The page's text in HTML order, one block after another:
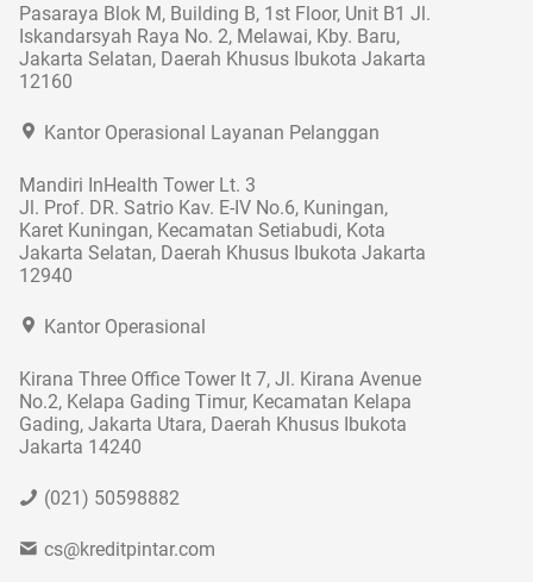
Pasaraya Blok M, Building B, 1st Floor, Unit B1 Jl.
Iskandarsyah Raya No. 2, Melawai, Kby. Baru,
Jakarta Selatan, Daerah Khusus Ibukota Jakarta
12160
Kantor Operasional Layanan Pelanggan
Mandiri InHealth Tower Lt. 3
Jl. Prof. DR. Satrio Kav. E-IV No.6, Kuningan,
Karet Kuningan, Kecamatan Setiabudi, Kota
Jakarta Selatan, Daerah Khusus Ibukota Jakarta
12940
Kantor Operasional
Kirana Three Office Tower lt 7, Jl. Kirana Avenue
No.2, Kelapa Gading Timur, Kecamatan Kelapa
Gading, Jakarta Utara, Daerah Khusus Ibukota
Jakarta 14240
(021) 50598882
cs@kreditpintar.com